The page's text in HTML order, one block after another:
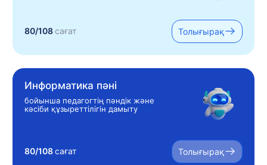
80/108сағат Толығырақ
Информатика пәні
бойынша педагогтің пәндік және
кәсіби құзыреттілігін дамыту
80/108сағат Толығырақ